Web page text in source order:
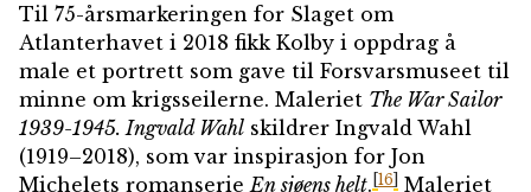
Til 75-årsmarkeringen for Slaget om
Atlanterhavet i 2018 fikk Kolby i oppdrag å
male et portrett som gave til Forsvarsmuseet til
minne om krigsseilerne. Maleriet The War Sailor
1939-1945. Ingvald Wahl skildrer Ingvald Wahl
(1919–2018), som var inspirasjon for Jon
Michelets romanserie En sjøens helt. [16] Maleriet